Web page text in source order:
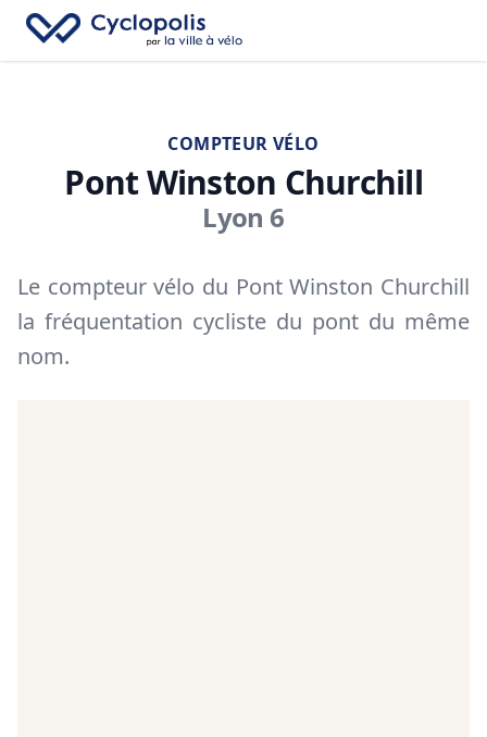
→
Cyclopolis
COMPTEUR VÉLO
Pont Winston Churchill
Lyon 6
Le compteur vélo du Pont Winston Churchill
la fréquentation cycliste du pont du même
nom.